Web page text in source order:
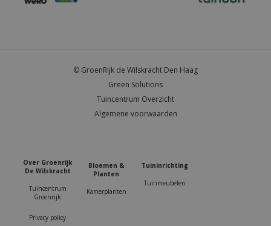
© GroenRijk de Wilskracht Den Haag
Green Solutions
Tuincentrum Overzicht
Algemene voorwaarden
Over Groenrijk
De Wilskracht
Tuincentrum
Groenrijk
Privacy policy
Bloemen &
Planten
Kamerplanten
Tuininrichting
Tuinmeubelen